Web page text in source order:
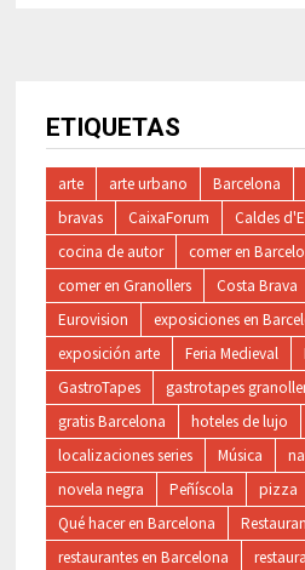
ETIQUETAS
arte arte urbano Barcelona
bravas
CaixaForum Caldes
cocina de autor
comer en
comer en Granollers
Costa Brava
Eurovision
exposiciones en
exposición arte
Feria Medieval
GastroTapes
gastrotapes
gratis Barcelona
hoteles de lujo
localizaciones series
Música
novela negra
Peñíscola pizza
Qué hacer en Barcelona
restaurantes en Barcelona